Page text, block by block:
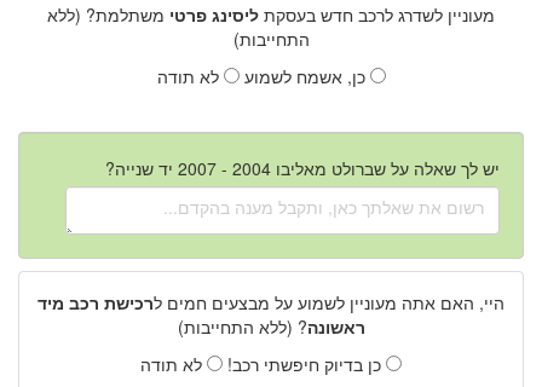
מעוניין לשדרג לרכב חדש בעסקת ליסינג פרטי משתלמת? (ללא
התחייבות)
כן, אשמח לשמוע
לא תודה
יש לך שאלה על שברולט מאליבו 2004 - 2007 יד שנייה?
היי, האם אתה מעוניין לשמוע על מבצעים חמים לרכישת רכב מיד
ראשונה? (ללא התחייבות)
כן בדיוק חיפשתי רכב!
לא תודה